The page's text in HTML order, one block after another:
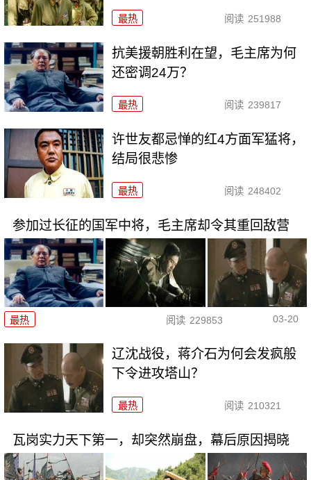
最热 阅读 251988
抗美援朝胜利在望，毛主席为何
还密调24万？
最热 阅读 239817
许世友都忌惮的红4方面军猛将，
结局很悲惨
最热 阅读 248402
参加过长征的国军中将，毛主席却令其重回敌营
最热 阅读 229853 03-20
辽沈战役，蒋介石为何会发疯般
下令进攻塔山？
最热 阅读 210321
瓦岗实力天下第一，却突然崩盘，幕后原因揭晓